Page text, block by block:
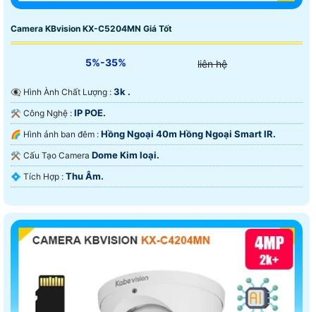
Camera KBvision KX-C5204MN Giá Tốt
5%-35% liên hệ
👁️‍🗨 Hình Ành Chất Lượng : 3k .
⚒ Công Nghệ : IP POE.
🌈 Hình ảnh ban đêm : Hồng Ngoại 40m Hồng Ngoại Smart IR.
⚒ Cấu Tạo Camera Dome Kim loại.
️💠 Tích Hợp : Thu Âm.